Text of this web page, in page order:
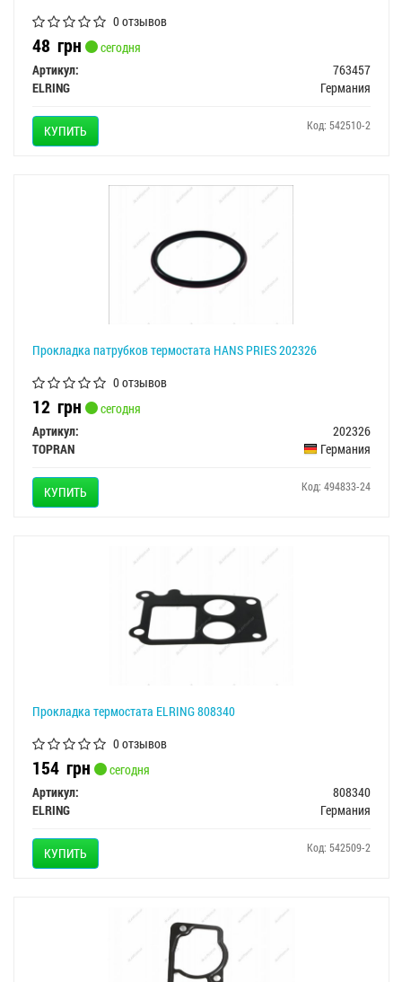
0 отзывов
48 грн
сегодня
Артикул:
763457
ELRING
Германия
КУПИТЬ Код: 542510-2
Прокладка патрубков термостата HANS PRIES 202326
0 отзывов
12 грн
сегодня
Артикул:
202326
TOPRAN
Германия
КУПИТЬ Код: 494833-24
Прокладка термостата ELRING 808340
0 отзывов
154 грн
сегодня
Артикул:
808340
ELRING
Германия
КУПИТЬ Код: 542509-2